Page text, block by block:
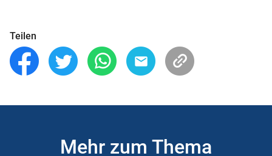
Teilen
Mehr zum Thema